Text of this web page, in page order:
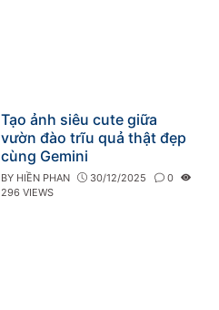
Tạo ảnh siêu cute giữa
vườn đào trĩu quả thật đẹp
cùng Gemini
BY HIỀN PHAN 30/12/2025
0
296 VIEWS